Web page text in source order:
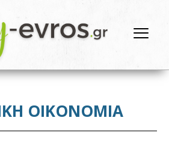
ΟΙΚΟΝΟΜΙΑ